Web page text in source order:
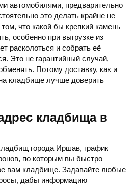
автомобилями, предварительно
это делать крайне не
что какой бы крепкий камень
особенно при выгрузке из
расколоться и собрать её
Это не гарантийный случай,
Потому доставку, как и
кладбище лучше доверить
кладбища в
города Иршав, график
по которым вы быстро
вам кладбище. Задавайте любые
дабы информацию